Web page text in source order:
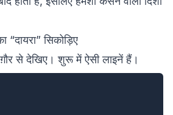
सिकोड़िए
से देखिए। शुरू में ऐसी लाइनें हैं।